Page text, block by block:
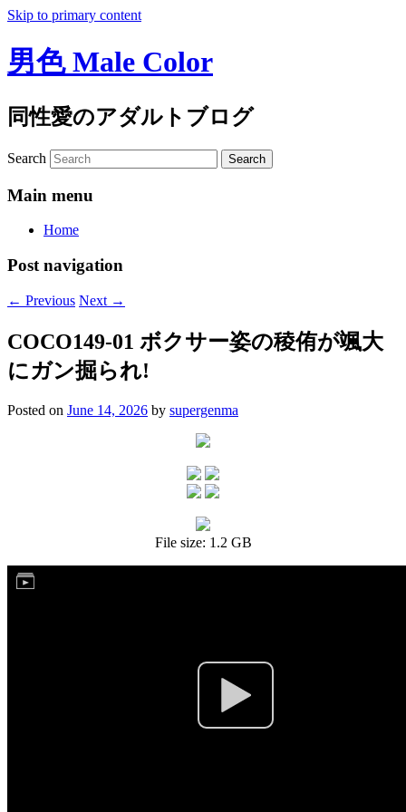
Skip to primary content
男色 Male Color
同性愛のアダルトブログ
Search
Main menu
Home
Post navigation
← Previous Next →
COCO149-01 ボクサー姿の稜侑が颯大
にガン掘られ!
Posted on June 14, 2026 by supergenma
File size: 1.2 GB